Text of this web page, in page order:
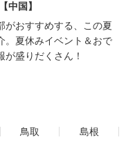
中国】
がおすすめする、この夏
。夏休みイベント＆おで
が盛りだくさん！
鳥取 島根